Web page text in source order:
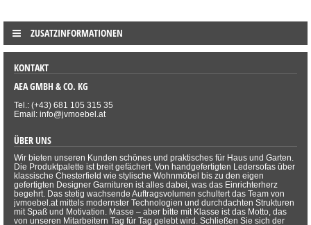
ZUSATZINFORMATIONEN
KONTAKT
AEA GMBH & CO. KG
Tel.: (+43) 681 105 315 35
Email: info@jvmoebel.at
ÜBER UNS
Wir bieten unseren Kunden schönes und praktisches für Haus und Garten.
Die Produktpalette ist breit gefächert. Von handgefertigten Ledersofas über
klassische Chesterfield wie stylische Wohnmöbel bis zu den eigen
gefertigten Designer Garnituren ist alles dabei, was das Einrichterherz
begehrt. Das stetig wachsende Auftragsvolumen schultert das Team von
jvmoebel.at mittels modernster Technologien und durchdachten Strukturen
mit Spaß und Motivation. Masse – aber bitte mit Klasse ist das Motto, das
von unseren Mitarbeitern Tag für Tag gelebt wird. Schließen Sie sich der